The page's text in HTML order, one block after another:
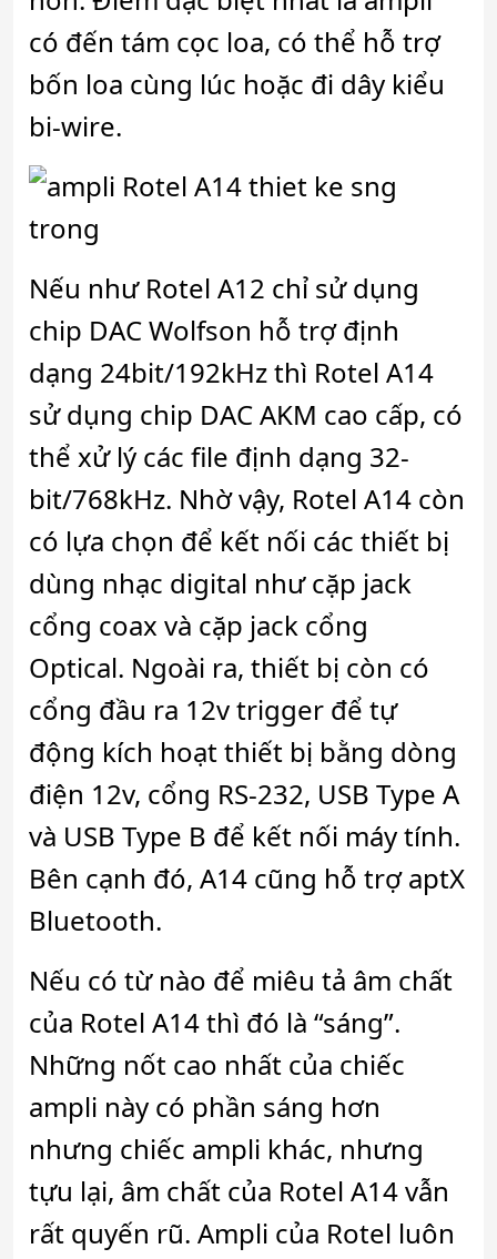
có đến tám cọc loa, có thể hỗ trợ
bốn loa cùng lúc hoặc đi dây kiểu
bi-wire.
Nếu như Rotel A12 chỉ sử dụng
chip DAC Wolfson hỗ trợ định
dạng 24bit/192kHz thì Rotel A14
sử dụng chip DAC AKM cao cấp, có
thể xử lý các file định dạng 32-
bit/768kHz. Nhờ vậy, Rotel A14 còn
có lựa chọn để kết nối các thiết bị
dùng nhạc digital như cặp jack
cổng coax và cặp jack cổng
Optical. Ngoài ra, thiết bị còn có
cổng đầu ra 12v trigger để tự
động kích hoạt thiết bị bằng dòng
điện 12v, cổng RS-232, USB Type A
và USB Type B để kết nối máy tính.
Bên cạnh đó, A14 cũng hỗ trợ aptX
Bluetooth.
Nếu có từ nào để miêu tả âm chất
của Rotel A14 thì đó là “sáng”.
Những nốt cao nhất của chiếc
ampli này có phần sáng hơn
nhưng chiếc ampli khác, nhưng
tựu lại, âm chất của Rotel A14 vẫn
rất quyến rũ. Ampli của Rotel luôn